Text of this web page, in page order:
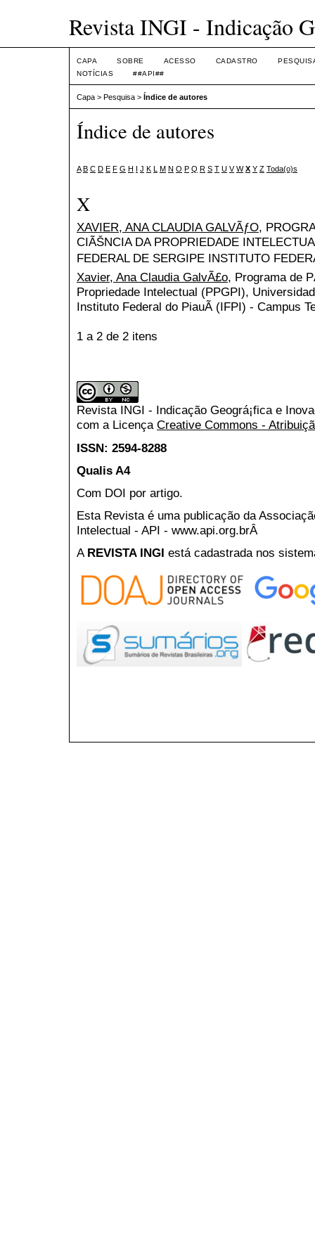
Revista INGI - Indicação
CAPA SOBRE ACESSO CADASTRO
NOTÍCIAS
##API##
Capa > Pesquisa > Índice de autores
Índice de autores
A B C D E F G H I J K L M N O P Q R S T U V W X Y Z Toda(o)s
X
XAVIER, ANA CLAUDIA GALVÃƒO,
CIÃŠNCIA DA PROPRIEDADE
FEDERAL DE SERGIPE INSTITUTO
Xavier, Ana Claudia GalvÃ£o, Programa de
Propriedade Intelectual (PPGPI),
Instituto Federal do PiauÃ­ (IFPI) - Campus
1 a 2 de 2 itens
Revista INGI - Indicação Geográ¡fica e
com a Licença Creative Commons -
ISSN: 2594-8288
Qualis A4
Com DOI por artigo.
Esta Revista é uma publicação da
Intelectual - API - www.api.org.brÂ
A REVISTA INGI está cadastrada nos